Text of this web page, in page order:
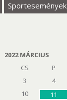
Sportesemények
CS P
3 4
10 11
2022 MÁRCIUS